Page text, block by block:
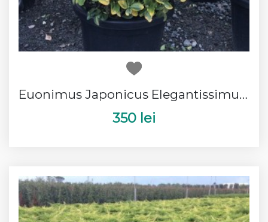
Euonimus Japonicus Elegantissimus Aurea Bila
350 lei